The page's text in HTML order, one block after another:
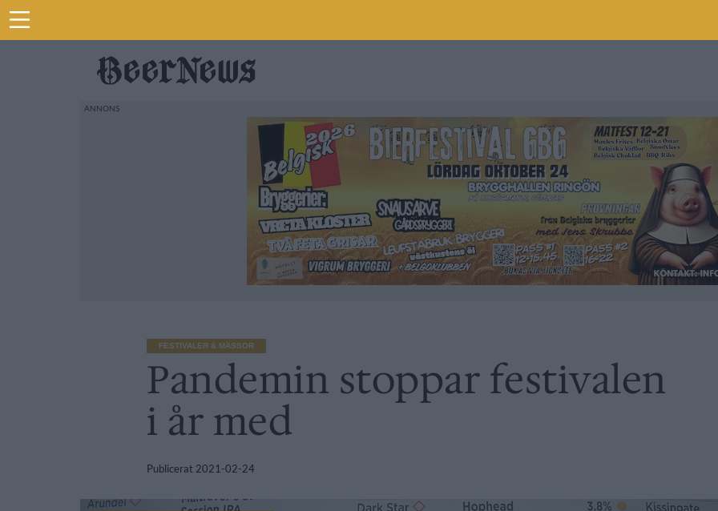
FESTIVALER & MÄSSOR
Pandemin stoppar festivalen
i år med
Publicerat 2021-02-24